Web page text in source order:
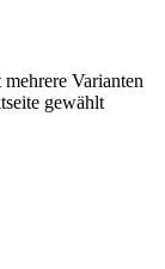
Varianten
gewählt